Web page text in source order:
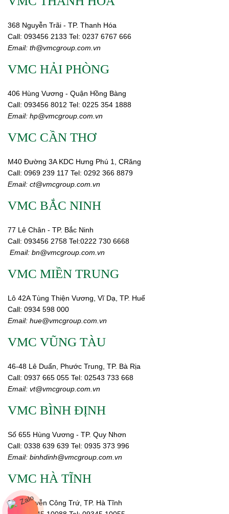
368 Nguyễn Trãi - TP. Thanh Hóa
Call: 093456 2133 Tel: 0237 6767 666
Email: th@vmcgroup.com.vn
VMC HẢI PHÒNG
406 Hùng Vương - Quận Hồng Bàng
Call: 093456 8012 Tel: 0225 354 1888
Email: hp@vmcgroup.com.vn
VMC CẦN THƠ
M40 Đường 3A KDC Hưng Phú 1, CRăng
Call: 0969 239 117 Tel: 0292 366 8879
Email: ct@vmcgroup.com.vn
VMC BẮC NINH
77 Lê Chân - TP. Bắc Ninh
Call: 093456 2758 Tel:0222 730 6668
Email: bn@vmcgroup.com.vn
VMC MIỀN TRUNG
Lô 42A Tùng Thiện Vương, Vĩ Dạ, TP. Huế
Call: 0934 598 000
Email: hue@vmcgroup.com.vn
VMC VŨNG TÀU
46-48 Lê Duẩn, Phước Trung, TP. Bà Rịa
Call: 0937 665 055 Tel: 02543 733 668
Email: vt@vmcgroup.com.vn
VMC BÌNH ĐỊNH
Số 655 Hùng Vương - TP. Quy Nhơn
Call: 0338 639 639 Tel: 0935 373 996
Email: binhdinh@vmcgroup.com.vn
VMC HÀ TĨNH
359 Nguyễn Công Trứ, TP. Hà Tĩnh